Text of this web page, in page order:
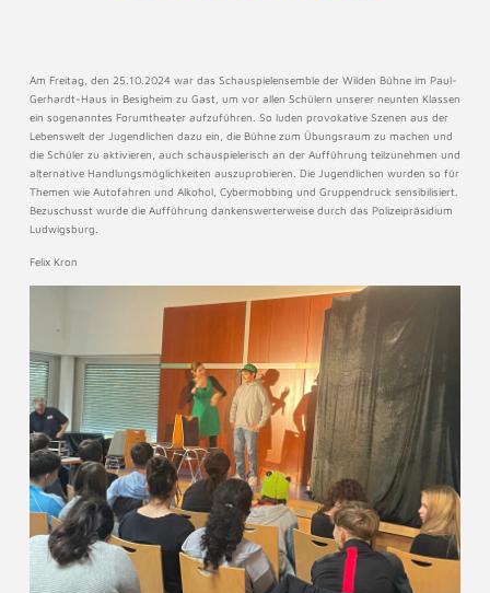
Am Freitag, den 25.10.2024 war das Schauspielensemble der Wilden Bühne im Paul-
Gerhardt-Haus in Besigheim zu Gast, um vor allen Schülern unserer neunten Klassen
ein sogenanntes Forumtheater aufzuführen. So luden provokative Szenen aus der
Lebenswelt der Jugendlichen dazu ein, die Bühne zum Übungsraum zu machen und
die Schüler zu aktivieren, auch schauspielerisch an der Aufführung teilzunehmen und
alternative Handlungsmöglichkeiten auszuprobieren. Die Jugendlichen wurden so für
Themen wie Autofahren und Alkohol, Cybermobbing und Gruppendruck sensibilisiert.
Bezuschusst wurde die Aufführung dankenswerterweise durch das Polizeipräsidium
Ludwigsburg.
Felix Kron